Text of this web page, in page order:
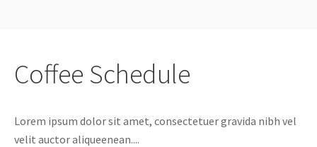
Coffee Schedule
Lorem ipsum dolor sit amet, consectetuer gravida nibh vel
velit auctor aliqueenean....